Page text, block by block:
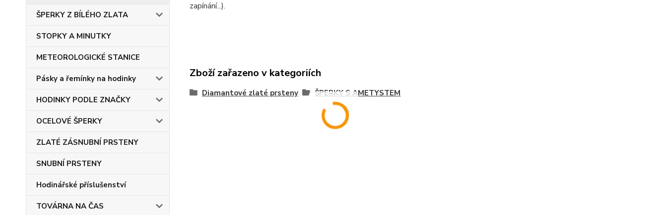
ŠPERKY Z BÍLÉHO ZLATA
STOPKY A MINUTKY
METEOROLOGICKÉ STANICE
Pásky a řemínky na hodinky
HODINKY PODLE ZNAČKY
OCELOVÉ ŠPERKY
ZLATÉ ZÁSNUBNÍ PRSTENY
SNUBNÍ PRSTENY
Hodinářské příslušenství
TOVÁRNA NA ČAS
zapínání...).
Zboží zařazeno v kategoriích
Diamantové zlaté prsteny ŠPERKY S AMETYSTEM